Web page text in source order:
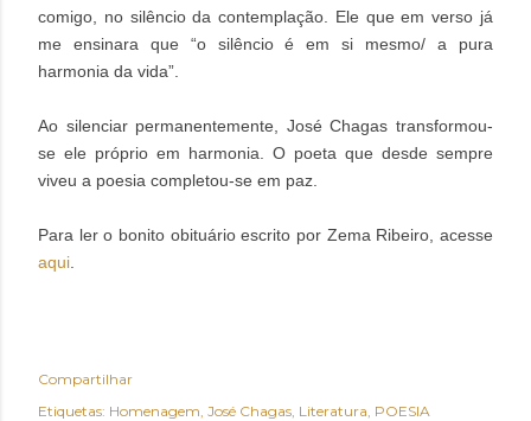
comigo, no silêncio da contemplação. Ele que em verso já
me ensinara que “o silêncio é em si mesmo/ a pura
harmonia da vida”.
Ao silenciar permanentemente, José Chagas transformou-
se ele próprio em harmonia. O poeta que desde sempre
viveu a poesia completou-se em paz.
Para ler o bonito obituário escrito por Zema Ribeiro, acesse
aqui
Compartilhar
Etiquetas: Homenagem José Chagas Literatura POESIA